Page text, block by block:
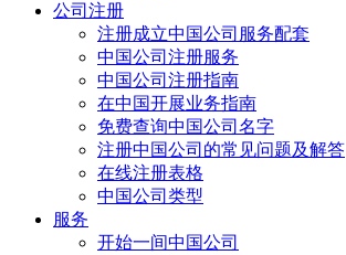
公司注册
注册成立中国公司服务配套
中国公司注册服务
中国公司注册指南
在中国开展业务指南
免费查询中国公司名字
注册中国公司的常见问题及解答
在线注册表格
中国公司类型
服务
开始一间中国公司